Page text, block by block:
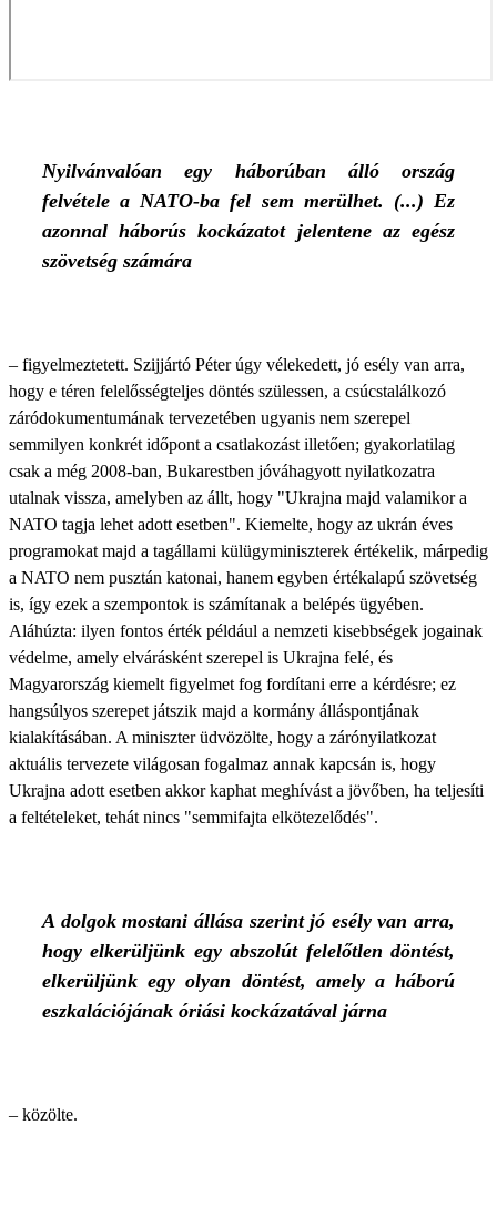
Nyilvánvalóan egy háborúban álló ország
felvétele a NATO-ba fel sem merülhet. (...) Ez
azonnal háborús kockázatot jelentene az egész
szövetség számára
– figyelmeztetett. Szijjártó Péter úgy vélekedett, jó esély van arra,
hogy e téren felelősségteljes döntés szülessen, a csúcstalálkozó
záródokumentumának tervezetében ugyanis nem szerepel
semmilyen konkrét időpont a csatlakozást illetően; gyakorlatilag
csak a még 2008-ban, Bukarestben jóváhagyott nyilatkozatra
utalnak vissza, amelyben az állt, hogy "Ukrajna majd valamikor a
NATO tagja lehet adott esetben". Kiemelte, hogy az ukrán éves
programokat majd a tagállami külügyminiszterek értékelik, márpedig
a NATO nem pusztán katonai, hanem egyben értékalapú szövetség
is, így ezek a szempontok is számítanak a belépés ügyében.
Aláhúzta: ilyen fontos érték például a nemzeti kisebbségek jogainak
védelme, amely elvárásként szerepel is Ukrajna felé, és
Magyarország kiemelt figyelmet fog fordítani erre a kérdésre; ez
hangsúlyos szerepet játszik majd a kormány álláspontjának
kialakításában. A miniszter üdvözölte, hogy a zárónyilatkozat
aktuális tervezete világosan fogalmaz annak kapcsán is, hogy
Ukrajna adott esetben akkor kaphat meghívást a jövőben, ha teljesíti
a feltételeket, tehát nincs "semmifajta elkötezelődés".
A dolgok mostani állása szerint jó esély van arra,
hogy elkerüljünk egy abszolút felelőtlen döntést,
elkerüljünk egy olyan döntést, amely a háború
eszkalációjának óriási kockázatával járna
– közölte.